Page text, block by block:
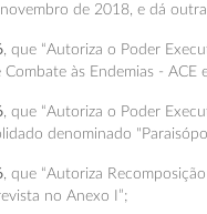
de 2018, e dá
, que “Autoriza o Poder
Combate às Endemias - ACE
, que “Autoriza o Poder
denominado
, que “Autoriza
no Anexo I”;